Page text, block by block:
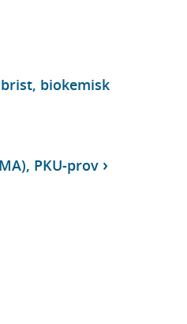
biokemisk
PKU-prov